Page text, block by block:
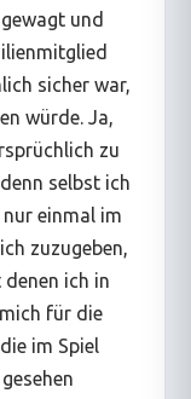
und
sicher war,
würde. Ja,
zu
selbst ich
einmal im
zuzugeben,
ich in
für die
im Spiel